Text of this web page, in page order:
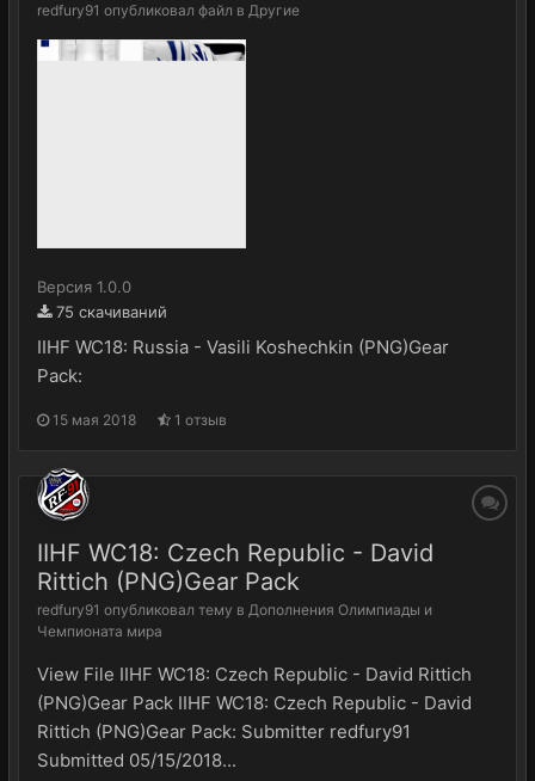
redfury91 опубликовал файл в Другие
Версия 1.0.0
75 скачиваний
IIHF WC18: Russia - Vasili Koshechkin (PNG)Gear
Pack:
15 мая 2018 1 отзыв
IIHF WC18: Czech Republic - David
Rittich (PNG)Gear Pack
redfury91 опубликовал тему в Дополнения Олимпиады и
Чемпионата мира
View File IIHF WC18: Czech Republic - David Rittich
(PNG)Gear Pack IIHF WC18: Czech Republic - David
Rittich (PNG)Gear Pack: Submitter redfury91
Submitted 05/15/2018...